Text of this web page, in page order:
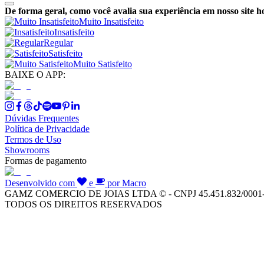
De forma geral, como você avalia sua experiência em nosso site
Muito Insatisfeito
Insatisfeito
Regular
Satisfeito
Muito Satisfeito
BAIXE O APP:
Dúvidas Frequentes
Política de Privacidade
Termos de Uso
Showrooms
Formas de pagamento
Desenvolvido com e
por Macro
GAMZ COMERCIO DE JOIAS LTDA © - CNPJ 45.451.832/
TODOS OS DIREITOS RESERVADOS